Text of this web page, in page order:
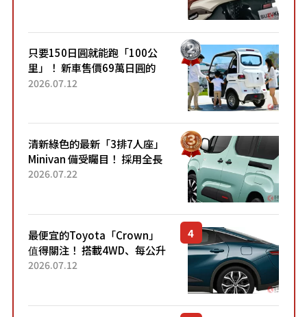
只要150日圓就能跑「100公
里」！ 新車售價69萬日圓的
「3人座」Trike大受歡迎！ 順
2026.07.12
清新綠色的最新「3排7人座」
Minivan 備受矚目！ 採用全長
4.7公尺剛剛好的車身尺寸與
2026.07.22
最便宜的Toyota「Crown」
值得關注！ 搭載4WD、每公升
22.4公里低油耗表現超亮眼！
2026.07.12